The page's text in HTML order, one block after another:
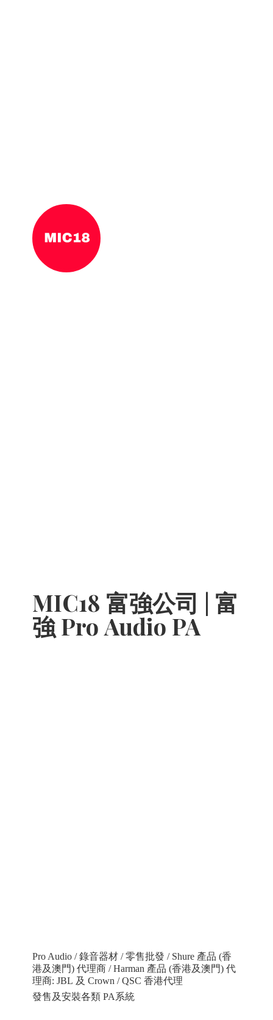
MIC18 富強公司 | 富
強 Pro Audio PA
Pro Audio / 錄音器材 / 零售批發 / Shure 產品 (香
港及澳門) 代理商 / Harman 產品 (香港及澳門) 代
理商: JBL 及 Crown / QSC 香港代理
發售及安裝各類 PA系統